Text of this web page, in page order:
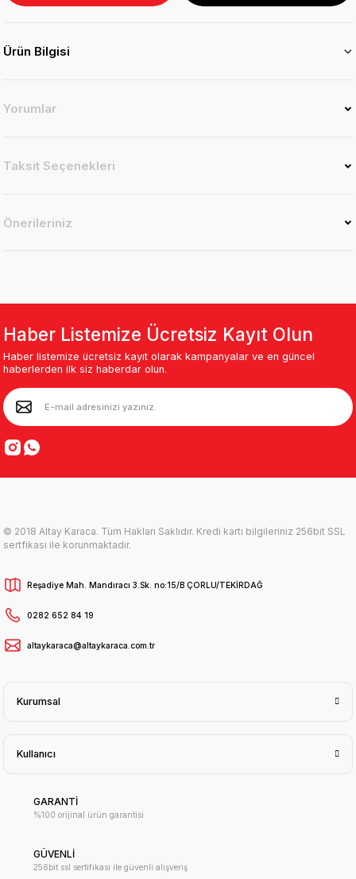
Ürün Bilgisi
Yorumlar
Taksit Seçenekleri
Önerileriniz
Haber Listemize Ücretsiz Kayıt Olun
Haber listemize ücretsiz kayıt olarak kampanyalar ve en güncel
haberlerden ilk siz haberdar olun.
© 2018 Altay Karaca. Tüm Hakları Saklıdır. Kredi kartı bilgileriniz 256bit SSL
sertfikası ile korunmaktadır.
Reşadiye Mah. Mandıracı 3.Sk. no:15/B ÇORLU/TEKİRDAĞ
0282 652 84 19
altaykaraca@altaykaraca.com.tr
Kurumsal
Kullanıcı
GARANTİ
%100 orijinal ürün garantisi
GÜVENLİ
256bit ssl sertifikası ile güvenli alışveriş